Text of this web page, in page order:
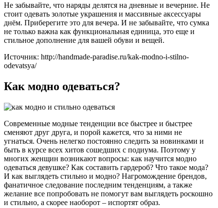
Не забывайте, что наряды делятся на дневные и вечерние. Не
стоит одевать золотые украшения и массивные аксессуары
днём. Приберегите это для вечера. И не забывайте, что сумка
не только важна как функциональная единица, это еще и
стильное дополнение для вашей обуви и вещей.
Источник: http://handmade-paradise.ru/kak-modno-i-stilno-
odevatsya/
Как модно одеваться?
Современные модные тенденции все быстрее и быстрее
сменяют друг друга, и порой кажется, что за ними не
угнаться. Очень нелегко постоянно следить за новинками и
быть в курсе всех хитов сошедших с подиума. Поэтому у
многих женщин возникают вопросы: как научится модно
одеваться девушке? Как составить гардероб? Что такое мода?
И как выглядеть стильно и модно? Нагромождение брендов,
фанатичное следование последним тенденциям, а также
желание все попробовать не помогут вам выглядеть роскошно
и стильно, а скорее наоборот – испортят образ.